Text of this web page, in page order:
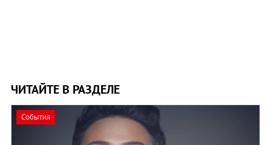
ЧИТАЙТЕ В РАЗДЕЛЕ
События